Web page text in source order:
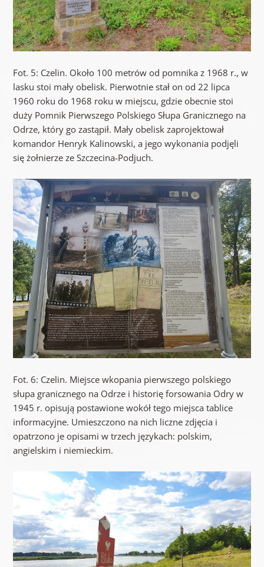
Fot. 5: Czelin. Około 100 metrów od pomnika z 1968 r., w
lasku stoi mały obelisk. Pierwotnie stał on od 22 lipca
1960 roku do 1968 roku w miejscu, gdzie obecnie stoi
duży Pomnik Pierwszego Polskiego Słupa Granicznego na
Odrze, który go zastąpił. Mały obelisk zaprojektował
komandor Henryk Kalinowski, a jego wykonania podjęli
się żołnierze ze Szczecina-Podjuch.
Fot. 6: Czelin. Miejsce wkopania pierwszego polskiego
słupa granicznego na Odrze i historię forsowania Odry w
1945 r. opisują postawione wokół tego miejsca tablice
informacyjne. Umieszczono na nich liczne zdjęcia i
opatrzono je opisami w trzech językach: polskim,
angielskim i niemieckim.